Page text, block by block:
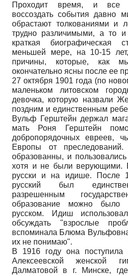
Проходит время, и все
воссоздать события давно
обрастают толкованиями и
трудно различимыми, а то и
краткая биографическая
меньшей мере, на 10-15
причины, которые, как
окончательно ясны после ее
27 октября 1901 года (по
маленьком литовском
девочка, которую назвали
поздним и единственным
Вульф Герштейн держал
мать Роня Герштейн
добропорядочных евреев,
Европы от
образованны, и
хотя и не были верующими.
русски и на идише. После
русский был
разрешенным
образование можно было
русском. Идиш
обсуждать "взрослые
вспоминала Блюма
их не понимаю".
В 1916 году она поступила
Алексеевской женской
Далматовой в г. Минске,